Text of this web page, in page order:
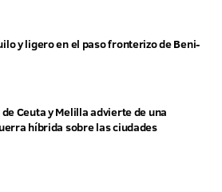
y ligero en el paso fronterizo de Beni-
Ceuta y Melilla advierte de una
híbrida sobre las ciudades